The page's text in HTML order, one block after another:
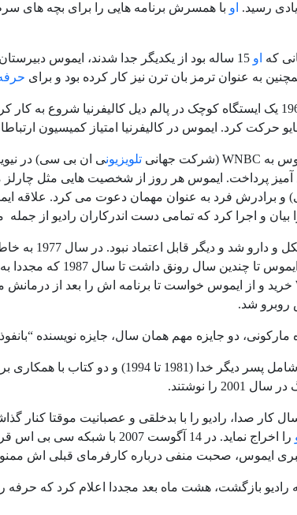
رسید. او
که او
به عنوان ترمز بان ترن نیز کار کرده بود و برای
ایموس در سال 1968 یک ایستگاه کوچک در پالم دیل کالیفرنیا
حرکت کرد. ایموس در کالیفرنیا امتیاز کمیسیون
WNBC(شرکت جهانی تلویزیونی ان بی سی) در
پرداخت. ایموس هر روز از شخصیت هایی مثل
برادرش فرد به عنوان مهمان دعوت می کرد. علاقه
بیان و اجرا کرد که تمامی دست اندرکاران رادیو از
ایموس
خرید و از ایموس خواست تا برنامه اش را بعد از درمانش
روبرو شد.
دو جایزه مهم همان سال، جایزه نویسنده “بانفوذ ترین آمریکایی ها” در
را نوشتند.
بعد از 30 سال کار صدا، رادیو را با بدخلقی و عصبانیت
را اخراج نماید. در 14 آگوست
ایموس، صحبت منفی درباره کارفرمای قبلی اش